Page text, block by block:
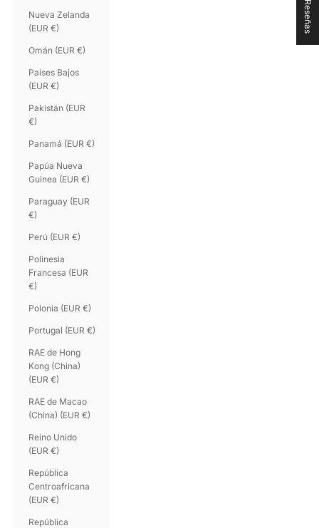
Nueva Zelanda
(EUR €)
Omán (EUR €)
Países Bajos
(EUR €)
Pakistán (EUR
€)
Panamá (EUR €)
Papúa Nueva
Guinea (EUR €)
Paraguay (EUR
€)
Perú (EUR €)
Polinesia
Francesa (EUR
€)
Polonia (EUR €)
Portugal (EUR €)
RAE de Hong
Kong (China)
(EUR €)
RAE de Macao
(China) (EUR €)
Reino Unido
(EUR €)
República
Centroafricana
(EUR €)
República
★ Reseñas